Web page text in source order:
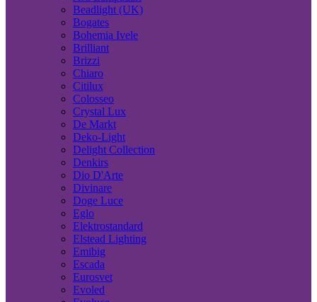
Beadlight (UK)
Bogates
Bohemia Ivele
Brilliant
Brizzi
Chiaro
Citilux
Colosseo
Crystal Lux
De Markt
Deko-Light
Delight Collection
Denkirs
Dio D'Arte
Divinare
Doge Luce
Eglo
Elektrostandard
Elstead Lighting
Emibig
Escada
Eurosvet
Evoled